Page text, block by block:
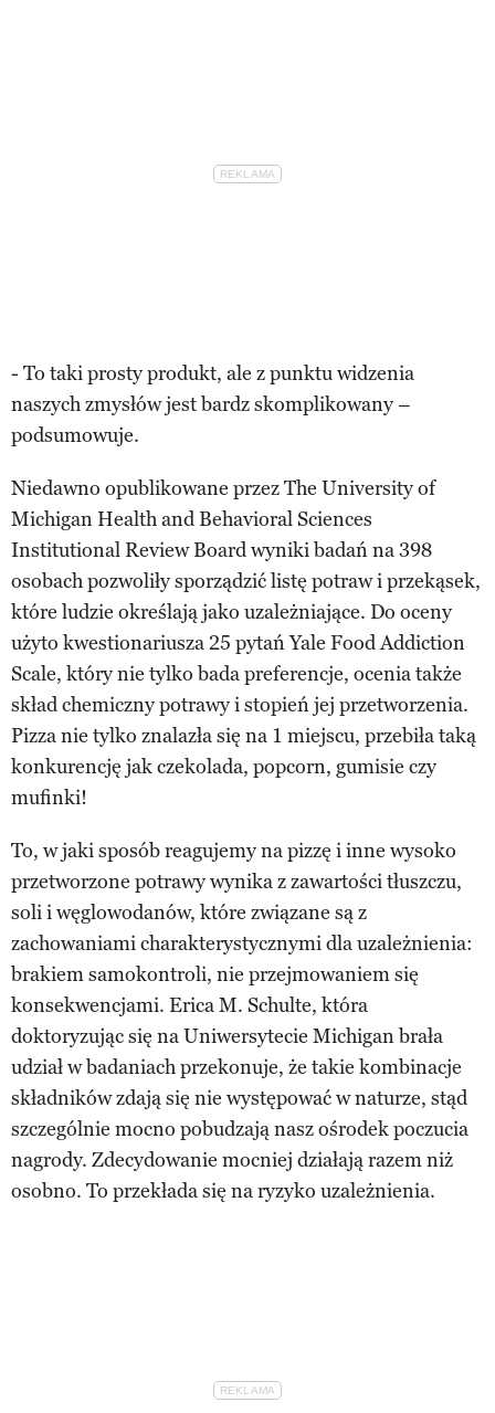
- To taki prosty produkt, ale z punktu widzenia
naszych zmysłów jest bardz skomplikowany –
podsumowuje.
Niedawno opublikowane przez The University of
Michigan Health and Behavioral Sciences
Institutional Review Board wyniki badań na 398
osobach pozwoliły sporządzić listę potraw i przekąsek,
które ludzie określają jako uzależniające. Do oceny
użyto kwestionariusza 25 pytań Yale Food Addiction
Scale, który nie tylko bada preferencje, ocenia także
skład chemiczny potrawy i stopień jej przetworzenia.
Pizza nie tylko znalazła się na 1 miejscu, przebiła taką
konkurencję jak czekolada, popcorn, gumisie czy
mufinki!
To, w jaki sposób reagujemy na pizzę i inne wysoko
przetworzone potrawy wynika z zawartości tłuszczu,
soli i węglowodanów, które związane są z
zachowaniami charakterystycznymi dla uzależnienia:
brakiem samokontroli, nie przejmowaniem się
konsekwencjami. Erica M. Schulte, która
doktoryzując się na Uniwersytecie Michigan brała
udział w badaniach przekonuje, że takie kombinacje
składników zdają się nie występować w naturze, stąd
szczególnie mocno pobudzają nasz ośrodek poczucia
nagrody. Zdecydowanie mocniej działają razem niż
osobno. To przekłada się na ryzyko uzależnienia.